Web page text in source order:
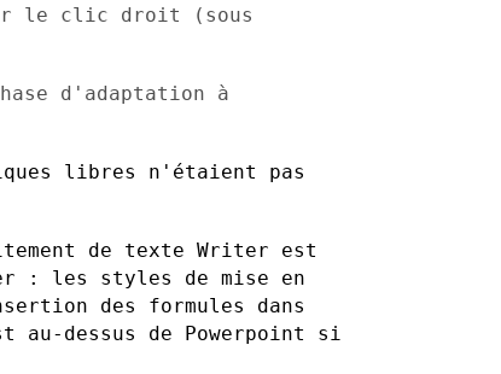
le clic droit (sous
d'adaptation à
libres n'étaient pas
de texte Writer est
: les styles de mise en
des formules dans
au-dessus de Powerpoint si